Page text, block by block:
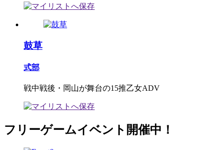
鼓草
式部
戦中戦後・岡山が舞台の15推乙女ADV
フリーゲームイベント開催中！